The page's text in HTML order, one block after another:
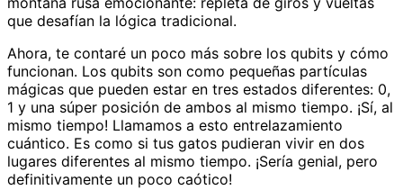
que desafían la lógica tradicional.
Ahora, te contaré un poco más sobre los qubits y cómo
funcionan. Los qubits son como pequeñas partículas
mágicas que pueden estar en tres estados diferentes: 0,
1 y una súper posición de ambos al mismo tiempo. ¡Sí, al
mismo tiempo! Llamamos a esto entrelazamiento
cuántico. Es como si tus gatos pudieran vivir en dos
lugares diferentes al mismo tiempo. ¡Sería genial, pero
definitivamente un poco caótico!